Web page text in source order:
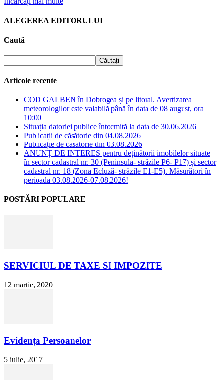
ALEGEREA EDITORULUI
Caută
Articole recente
COD GALBEN în Dobrogea și pe litoral. Avertizarea
meteorologilor este valabilă până în data de 08 august, ora
10:00
Situația datoriei publice întocmită la data de 30.06.2026
Publicații de căsătorie din 04.08.2026
Publicație de căsătorie din 03.08.2026
ANUNȚ DE INTERES pentru deținătorii imobilelor situate
în sector cadastral nr. 30 (Peninsula- străzile P6- P17) și sector
cadastral nr. 18 (Zona Ecluză- străzile E1-E5). Măsurători în
perioada 03.08.2026-07.08.2026!
POSTĂRI POPULARE
SERVICIUL DE TAXE SI IMPOZITE
12 martie, 2020
Evidența Persoanelor
5 iulie, 2017